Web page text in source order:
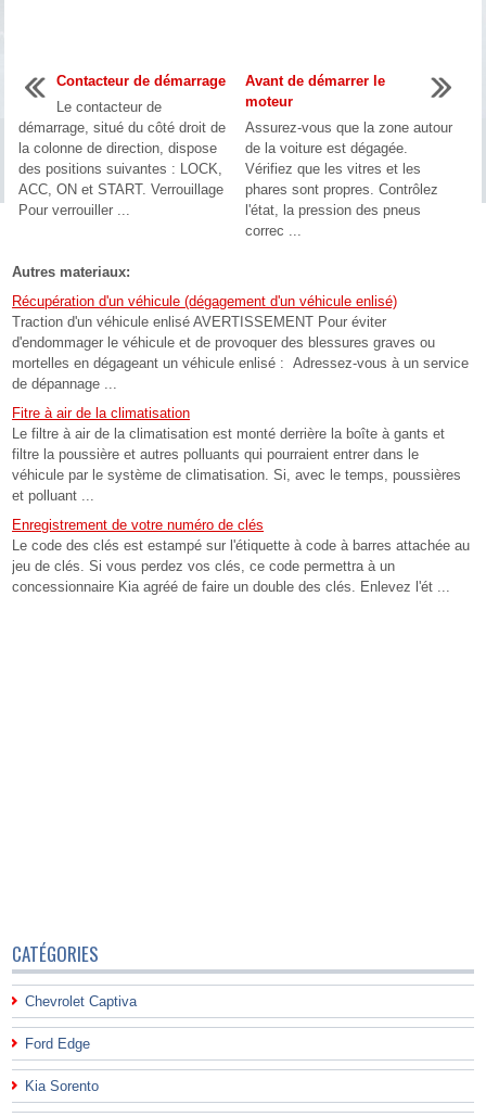
Contacteur de démarrage
Le contacteur de
démarrage, situé du côté droit de
la colonne de direction, dispose
des positions suivantes : LOCK,
ACC, ON et START. Verrouillage
Pour verrouiller ...
Avant de démarrer le
moteur
Assurez-vous que la zone autour
de la voiture est dégagée.
Vérifiez que les vitres et les
phares sont propres. Contrôlez
l'état, la pression des pneus
correc ...
Autres materiaux:
Récupération d'un véhicule (dégagement d'un véhicule enlisé)
Traction d'un véhicule enlisé AVERTISSEMENT Pour éviter
d'endommager le véhicule et de provoquer des blessures graves ou
mortelles en dégageant un véhicule enlisé : Adressez-vous à un service
de dépannage ...
Fitre à air de la climatisation
Le filtre à air de la climatisation est monté derrière la boîte à gants et
filtre la poussière et autres polluants qui pourraient entrer dans le
véhicule par le système de climatisation. Si, avec le temps, poussières
et polluant ...
Enregistrement de votre numéro de clés
Le code des clés est estampé sur l'étiquette à code à barres attachée au
jeu de clés. Si vous perdez vos clés, ce code permettra à un
concessionnaire Kia agréé de faire un double des clés. Enlevez l'ét ...
CATÉGORIES
Chevrolet Captiva
Ford Edge
Kia Sorento